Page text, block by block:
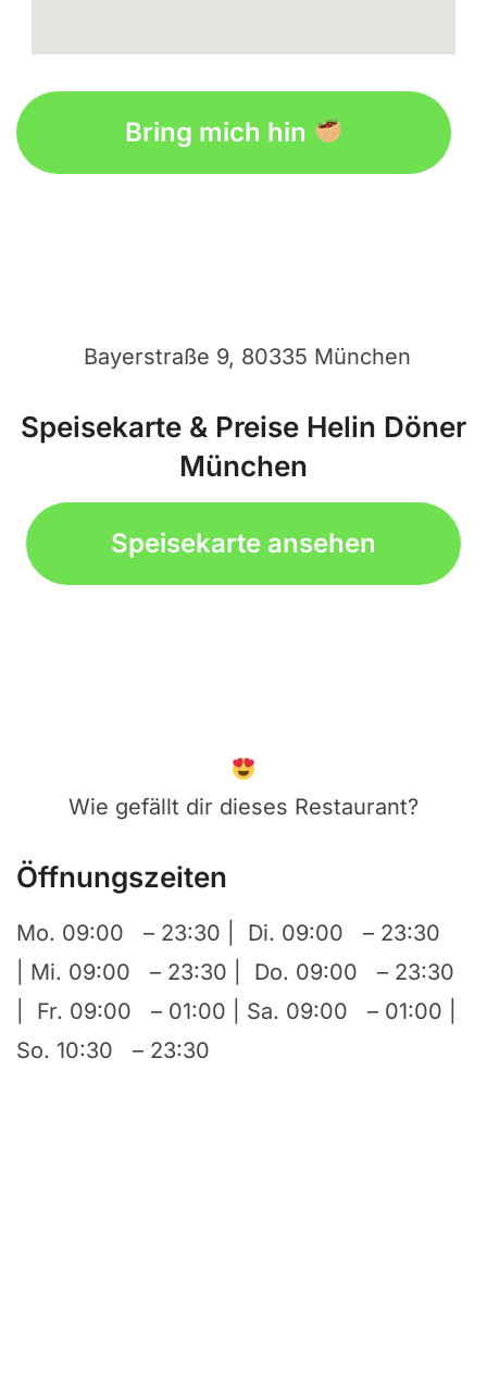
Bring mich hin
Bayerstraße 9, 80335 München
Speisekarte & Preise Helin Döner
München
Speisekarte ansehen
Wie gefällt dir dieses Restaurant?
Öffnungszeiten
Mo. 09:00 – 23:30 | Di. 09:00 – 23:30
| Mi. 09:00 – 23:30 | Do. 09:00 – 23:30
| Fr. 09:00 – 01:00 | Sa. 09:00 – 01:00 |
So. 10:30 – 23:30